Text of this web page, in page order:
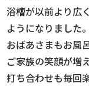
浴槽が以前より広
ようになりました。
おばあさまもお風
ご家族の笑顔が増
打ち合わせも毎回